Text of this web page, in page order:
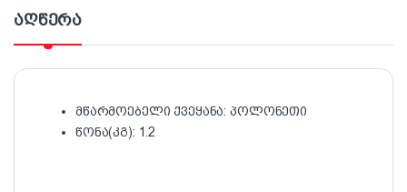
აღწერა
მწარმოებელი ქვეყანა: პოლონეთი
წონა(კგ): 1.2